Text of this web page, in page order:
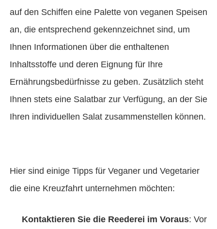
auf den Schiffen eine Palette von veganen Speisen
an, die entsprechend gekennzeichnet sind, um
Ihnen Informationen über die enthaltenen
Inhaltsstoffe und deren Eignung für Ihre
Ernährungsbedürfnisse zu geben. Zusätzlich steht
Ihnen stets eine Salatbar zur Verfügung, an der Sie
Ihren individuellen Salat zusammenstellen können.
Hier sind einige Tipps für Veganer und Vegetarier
die eine Kreuzfahrt unternehmen möchten:
Kontaktieren Sie die Reederei im Voraus: Vor